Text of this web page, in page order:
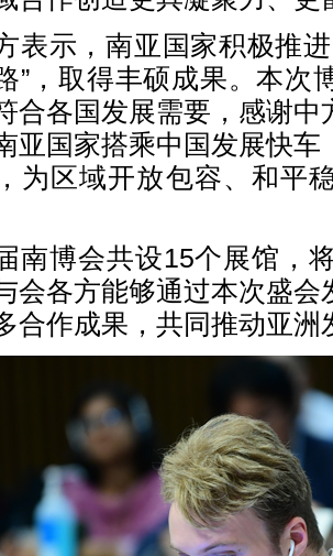
表示，南亚国家积极推
”，取得丰硕成果。本次
合各国发展需要，感谢中
亚国家搭乘中国发展快
为区域开放包容、和平
南博会共设15个展馆，
会各方能够通过本次盛会
合作成果，共同推动亚洲